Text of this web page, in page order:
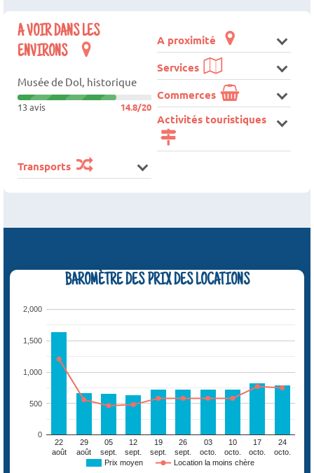
A VOIR DANS LES
ENVIRONS
Musée de Dol, historique
13 avis 14.8/20
A proximité
Services
Commerces
Activités touristiques
Transports
BAROMÈTRE DES PRIX DES LOCATIONS
Prix moyen Location la moins chère
22
août
29
août
05
sept.
12
sept.
19
sept.
26
sept.
03
octo.
10
octo.
17
octo.
24
octo.
0
500
1,000
1,500
2,000